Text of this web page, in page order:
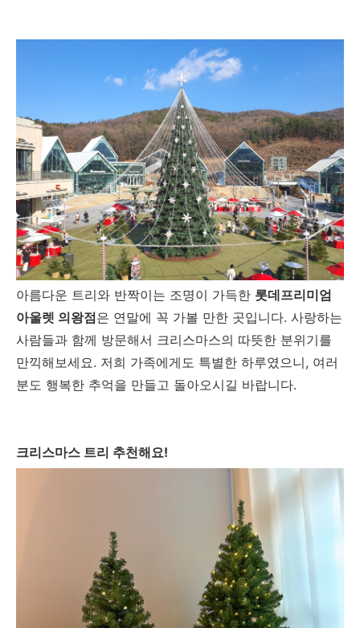
아름다운 트리와 반짝이는 조명이 가득한 롯데프리미엄
아울렛 의왕점은 연말에 꼭 가볼 만한 곳입니다. 사랑하는
사람들과 함께 방문해서 크리스마스의 따뜻한 분위기를
만끽해보세요. 저희 가족에게도 특별한 하루였으니, 여러
분도 행복한 추억을 만들고 돌아오시길 바랍니다.
크리스마스 트리 추천해요!